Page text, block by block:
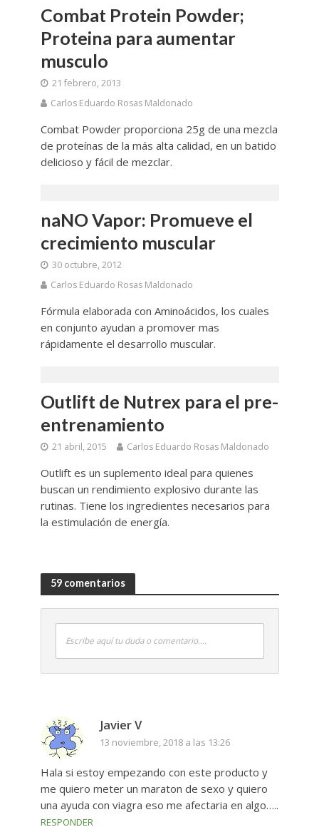
Combat Protein Powder;
Proteina para aumentar
musculo
21 febrero, 2013
Carlos Eduardo Rosas Maldonado
Combat Powder proporciona 25g de una mezcla
de proteínas de la más alta calidad, en un batido
delicioso y fácil de mezclar.
naNO Vapor: Promueve el
crecimiento muscular
30 octubre, 2012
Carlos Eduardo Rosas Maldonado
Fórmula elaborada con Aminoácidos, los cuales
en conjunto ayudan a promover mas
rápidamente el desarrollo muscular.
Outlift de Nutrex para el pre-
entrenamiento
21 abril, 2015 Carlos Eduardo Rosas Maldonado
Outlift es un suplemento ideal para quienes
buscan un rendimiento explosivo durante las
rutinas. Tiene los ingredientes necesarios para
la estimulación de energía.
59 comentarios
Escribe aquí tu duda o comentario....
Javier V
13 noviembre, 2018 a las 13:26
Hala si estoy empezando con este producto y
me quiero meter un maraton de sexo y quiero
una ayuda con viagra eso me afectaria en algo…..
RESPONDER